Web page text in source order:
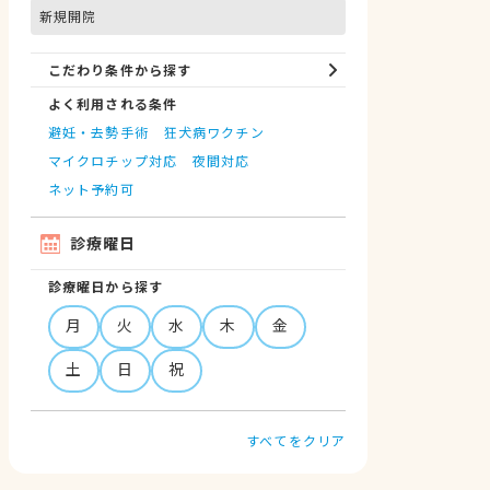
新規開院
こだわり条件から探す
よく利用される条件
避妊・去勢手術
狂犬病ワクチン
マイクロチップ対応
夜間対応
ネット予約可
診療曜日
診療曜日から探す
月 火 水 木
金
土
日 祝
すべてをクリア